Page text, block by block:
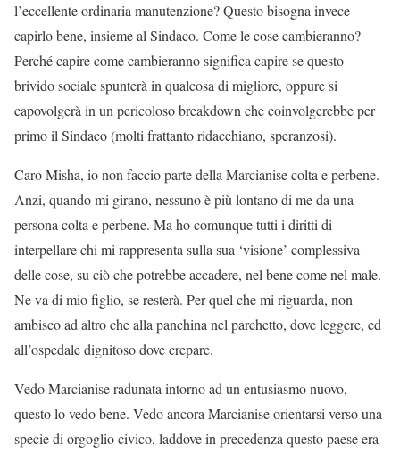
l’eccellente ordinaria manutenzione? Questo bisogna invece
capirlo bene, insieme al Sindaco. Come le cose cambieranno?
Perché capire come cambieranno significa capire se questo
brivido sociale spunterà in qualcosa di migliore, oppure si
capovolgerà in un pericoloso breakdown che coinvolgerebbe per
primo il Sindaco (molti frattanto ridacchiano, speranzosi).
Caro Misha, io non faccio parte della Marcianise colta e perbene.
Anzi, quando mi girano, nessuno è più lontano di me da una
persona colta e perbene. Ma ho comunque tutti i diritti di
interpellare chi mi rappresenta sulla sua ‘visione’ complessiva
delle cose, su ciò che potrebbe accadere, nel bene come nel male.
Ne va di mio figlio, se resterà. Per quel che mi riguarda, non
ambisco ad altro che alla panchina nel parchetto, dove leggere, ed
all’ospedale dignitoso dove crepare.
Vedo Marcianise radunata intorno ad un entusiasmo nuovo,
questo lo vedo bene. Vedo ancora Marcianise orientarsi verso una
specie di orgoglio civico, laddove in precedenza questo paese era